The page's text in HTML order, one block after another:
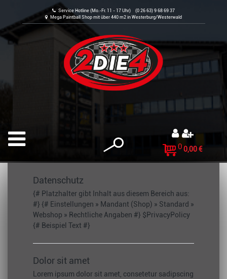
Service Hotline (Mo.-Fr. 11 - 17 Uhr) (0 26 63) 9 68 69 37
Mega Paintball Shop mit über 440 m2 in Westerburg/Westerwald
0 0,00 €
Datenschutz
{# Platzhalter gibt Inhalt aus diesem Bereich aus:
#} {# Einstellungen » Mandant (Shop) » Standard »
Webshop » Rechtliche Angaben #} $PrivacyPolicy
{# Beispiel Text #}
Dolor sit amet
Lorem ipsum dolor sit amet, consetetur sadipscing